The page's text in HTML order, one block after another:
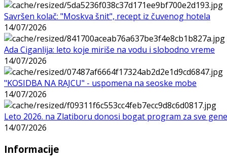
Savršen kolač: "Moskva šnit", recept iz čuvenog hotela
14/07/2026
Ada Ciganlija: leto koje miriše na vodu i slobodno vreme
14/07/2026
"KOSIDBA NA RAJCU" - uspomena na seoske mobe
14/07/2026
Leto 2026. na Zlatiboru donosi bogat program za sve
14/07/2026
Informacije